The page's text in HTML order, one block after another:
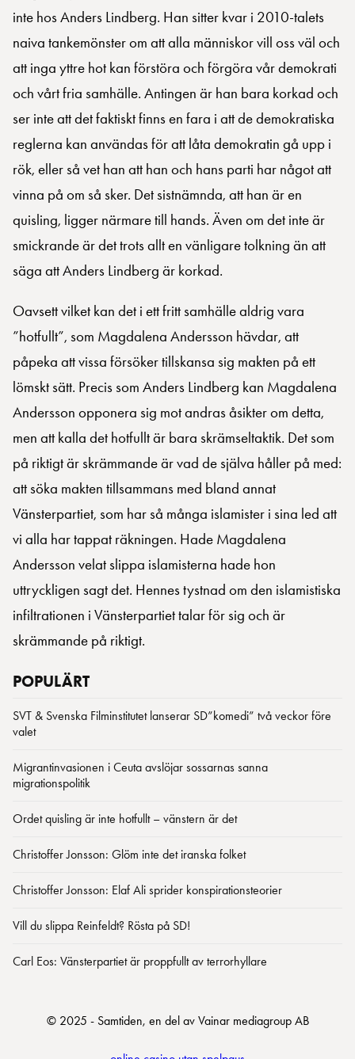
inte hos Anders Lindberg. Han sitter kvar i 2010-talets
naiva tankemönster om att alla människor vill oss väl och
att inga yttre hot kan förstöra och förgöra vår demokrati
och vårt fria samhälle. Antingen är han bara korkad och
ser inte att det faktiskt finns en fara i att de demokratiska
reglerna kan användas för att låta demokratin gå upp i
rök, eller så vet han att han och hans parti har något att
vinna på om så sker. Det sistnämnda, att han är en
quisling, ligger närmare till hands. Även om det inte är
smickrande är det trots allt en vänligare tolkning än att
säga att Anders Lindberg är korkad.
Oavsett vilket kan det i ett fritt samhälle aldrig vara
”hotfullt”, som Magdalena Andersson hävdar, att
påpeka att vissa försöker tillskansa sig makten på ett
lömskt sätt. Precis som Anders Lindberg kan Magdalena
Andersson opponera sig mot andras åsikter om detta,
men att kalla det hotfullt är bara skrämseltaktik. Det som
på riktigt är skrämmande är vad de själva håller på med:
att söka makten tillsammans med bland annat
Vänsterpartiet, som har så många islamister i sina led att
vi alla har tappat räkningen. Hade Magdalena
Andersson velat slippa islamisterna hade hon
uttryckligen sagt det. Hennes tystnad om den islamistiska
infiltrationen i Vänsterpartiet talar för sig och är
skrämmande på riktigt.
POPULÄRT
SVT & Svenska Filminstitutet lanserar SD”komedi” två veckor före
valet
Migrantinvasionen i Ceuta avslöjar sossarnas sanna
migrationspolitik
Ordet quisling är inte hotfullt – vänstern är det
Christoffer Jonsson: Glöm inte det iranska folket
Christoffer Jonsson: Elaf Ali sprider konspirationsteorier
Vill du slippa Reinfeldt? Rösta på SD!
Carl Eos: Vänsterpartiet är proppfullt av terrorhyllare
© 2025 - Samtiden, en del av Vainar mediagroup AB